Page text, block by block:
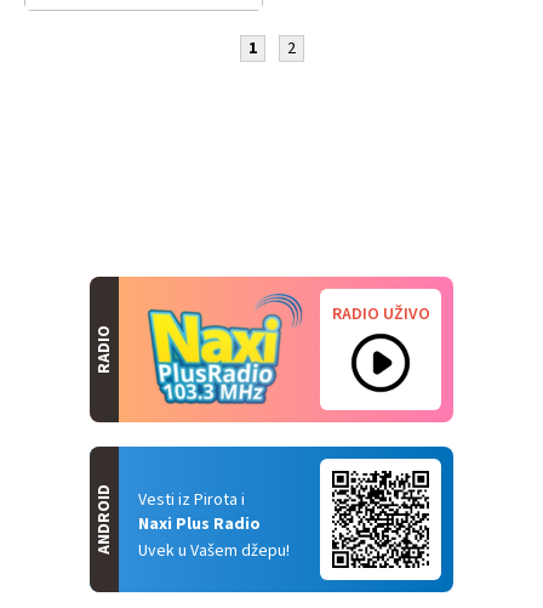
1 2
RADIO
RADIO UŽIVO
Vesti iz Pirota i
Naxi Plus Radio
Uvek u Vašem džepu!
ANDROID